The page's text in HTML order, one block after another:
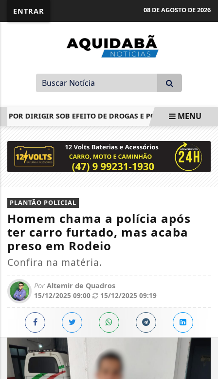
ENTRAR 08 DE AGOSTO DE 2026
DIRIGIR SOB EFEITO DE DROGAS E PORTAR MUNIÇÃO
MENU
PLANTÃO POLICIAL
Homem chama a polícia após
ter carro furtado, mas acaba
preso em Rodeio
Confira na matéria.
Por Altemir de Quadros
15/12/2025 09:00
15/12/2025 09:19